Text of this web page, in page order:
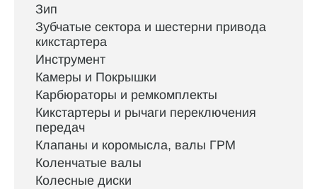
Зип
Зубчатые сектора и шестерни привода
кикстартера
Инструмент
Камеры и Покрышки
Карбюраторы и ремкомплекты
Кикстартеры и рычаги переключения
передач
Клапаны и коромысла, валы ГРМ
Коленчатые валы
Колесные диски